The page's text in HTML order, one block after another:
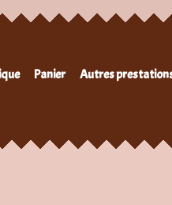
Panier Autres